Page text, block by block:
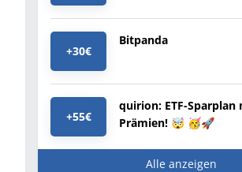
+30€
Bitpanda
+55€
quirion: ETF-Sparplan
Prämien! 🤯 🥳🚀
Alle anzeigen